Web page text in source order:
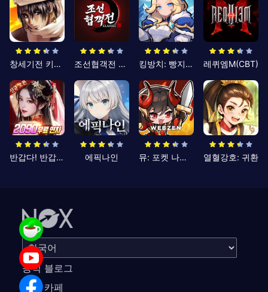
창세기전 키우기 조선협객전 클래식 킹방치: 빵지의 제왕 레퀴엠M(CBT)
반갑다! 반갑삼국지 에픽나인 뮤: 포켓 나이츠 열혈강호: 귀환
공식 블로그
공식 카페